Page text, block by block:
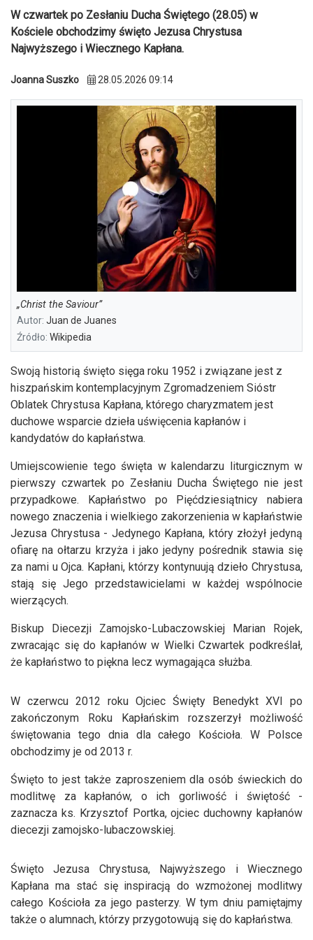
W czwartek po Zesłaniu Ducha Świętego (28.05) w
Kościele obchodzimy święto Jezusa Chrystusa
Najwyższego i Wiecznego Kapłana.
Joanna Suszko 28.05.2026 09:14
„Christ the Saviour”
Autor: Juan de Juanes
Źródło: Wikipedia
Swoją historią święto sięga roku 1952 i związane jest z
hiszpańskim kontemplacyjnym Zgromadzeniem Sióstr
Oblatek Chrystusa Kapłana, którego charyzmatem jest
duchowe wsparcie dzieła uświęcenia kapłanów i
kandydatów do kapłaństwa.
Umiejscowienie tego święta w kalendarzu liturgicznym w
pierwszy czwartek po Zesłaniu Ducha Świętego nie jest
przypadkowe. Kapłaństwo po Pięćdziesiątnicy nabiera
nowego znaczenia i wielkiego zakorzenienia w kapłaństwie
Jezusa Chrystusa - Jedynego Kapłana, który złożył jedyną
ofiarę na ołtarzu krzyża i jako jedyny pośrednik stawia się
za nami u Ojca. Kapłani, którzy kontynuują dzieło Chrystusa,
stają się Jego przedstawicielami w każdej wspólnocie
wierzących.
Biskup Diecezji Zamojsko-Lubaczowskiej Marian Rojek,
zwracając się do kapłanów w Wielki Czwartek podkreślał,
że kapłaństwo to piękna lecz wymagająca służba.
W czerwcu 2012 roku Ojciec Święty Benedykt XVI po
zakończonym Roku Kapłańskim rozszerzył możliwość
świętowania tego dnia dla całego Kościoła. W Polsce
obchodzimy je od 2013 r.
Święto to jest także zaproszeniem dla osób świeckich do
modlitwę za kapłanów, o ich gorliwość i świętość -
zaznacza ks. Krzysztof Portka, ojciec duchowny kapłanów
diecezji zamojsko-lubaczowskiej.
Święto Jezusa Chrystusa, Najwyższego i Wiecznego
Kapłana ma stać się inspiracją do wzmożonej modlitwy
całego Kościoła za jego pasterzy. W tym dniu pamiętajmy
także o alumnach, którzy przygotowują się do kapłaństwa.